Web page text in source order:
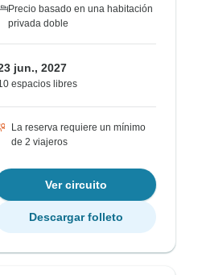
Precio basado en una habitación
privada doble
jun., 2027
espacios libres
La reserva requiere un mínimo
de 2 viajeros
Ver circuito
Descargar folleto